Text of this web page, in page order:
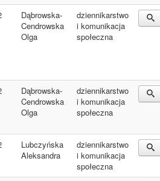
Dąbrowska-
Cendrowska
Olga
dziennikarstwo
i komunikacja
społeczna
Dąbrowska-
Cendrowska
Olga
dziennikarstwo
i komunikacja
społeczna
Lubczyńska
Aleksandra
dziennikarstwo
i komunikacja
społeczna